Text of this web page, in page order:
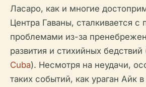
Ласаро, как и многие
Центра Гаваны, сталкивается с
проблемами из-за
развития и стихийных бедствий
Cuba). Несмотря на неудачи,
таких событий, как ураган Айк